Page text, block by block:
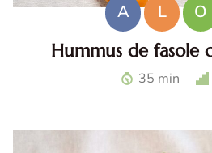
A L O
Hummus de fasole
Hummus de fasole cu ardei.
35 min